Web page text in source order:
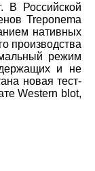
В Российской
Treponema
нативных
производства
режим
и не
новая тест-
Western blot,